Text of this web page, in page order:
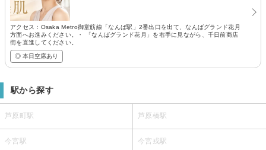
アクセス：Osaka Metro御堂筋線「なんば駅」2番出口を出て、なんばグランド花月
方面へお進みください。・ 「なんばグランド花月」を右手に見ながら、千日前商店
街を直進してください。
◎ 本日空席あり
駅から探す
芦原町駅 芦原橋駅
今宮駅 今宮戎駅